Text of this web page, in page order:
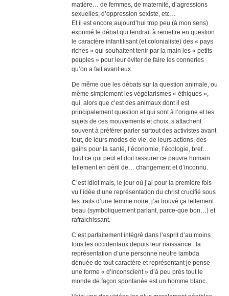
matière… de femmes, de maternité, d’agressions
sexuelles, d’oppression sexiste, etc…
Et il est encore aujourd’hui trop peu (à mon sens)
exprimé le débat qui tendrait à remettre en question
le caractère infantilisant (et colonialiste) des « pays
riches » qui souhaitent tenir par la main les « petits
peuples » pour leur éviter de faire les conneries
qu’on a fait avant eux.
De même que les débats sur la question animale, ou
même simplement les végétarismes « éthiques »,
qui, alors que c’est des animaux dont il est
principalement question et qui sont à l’origine et les
sujets de ces mouvements et choix, s’attachent
souvent à préférer parler surtout des activistes avant
tout, de leurs modes de vie, de leurs actions, des
gains pour la santé, l’économie, l’écologie, bref…
Tout ce qui peut et doit rassurer ce pauvre humain
tellement en péril de… changement et d’inconnu.
C’est idiot mais, le jour où j’ai pour la première fois
vu l’idée d’une représentation du christ crucifié sous
les traits d’une femme noire, j’ai trouvé ça tellement
beau (symboliquement parlant, parce-que bon…) et
rafraichissant.
C’est parfaitement intégré dans l’esprit d’au moins
tous les occidentaux depuis leur naissance : la
représentation d’une personne neutre lambda
dénuée de tout caractère et représentant je pense
une forme « d’inconscient » d’à peu près tout le
monde de façon spontanée est un homme blanc.